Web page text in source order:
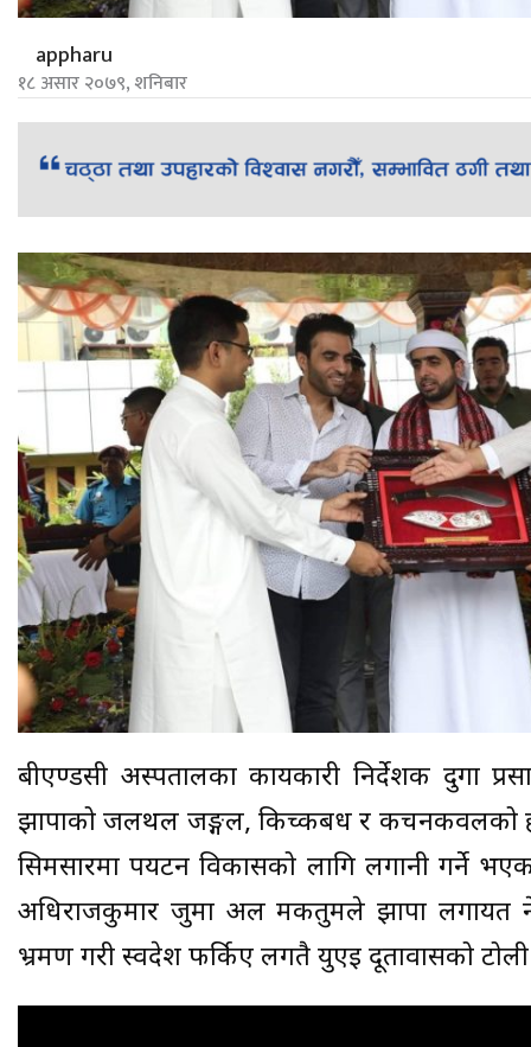
appharu
१८ असार २०७९, शनिबार
बीएण्डसी अस्पतालका कार्यकारी निर्देशक दुर्गा
झापाको जलथल जङ्गल, किच्कबध र कचनकवलको
सिमसारमा पर्यटन विकासको लागि लगानी गर्ने
अधिराजकुमार जुमा अल मकतुमले झापा लगायत
भ्रमण गरी स्वदेश फर्किए लगतै युएई दूतावासको